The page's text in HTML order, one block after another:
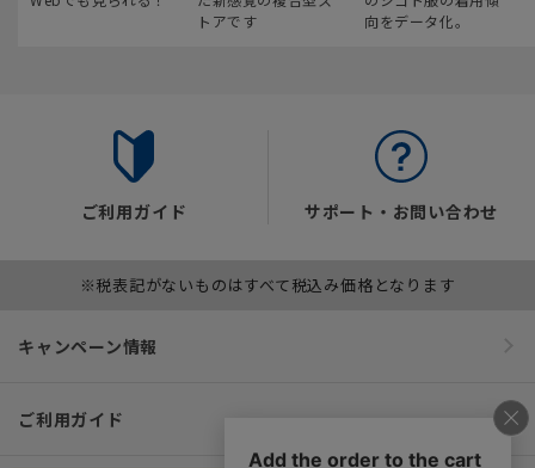
トアです
向をデータ化。
ご利用ガイド サポート・お問い合わせ
※税表記がないものはすべて税込み価格となります
キャンペーン情報
ご利用ガイド